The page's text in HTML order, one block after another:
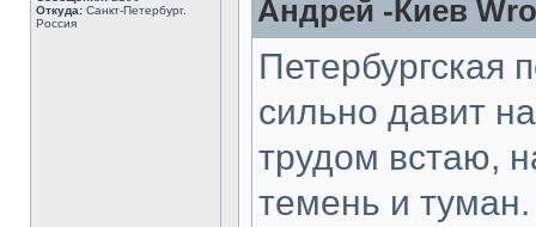
Откуда: Санкт-Петербург.
Россия
Андрей -Киев
Петербургская
сильно давит
трудом встаю,
темень и